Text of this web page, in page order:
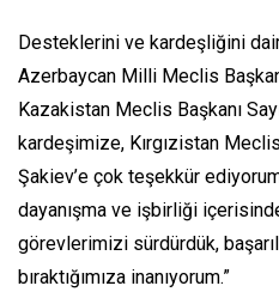
Desteklerini ve kardeşliğini
Azerbaycan Milli Meclis
Kazakistan Meclis Başkanı
kardeşimize, Kırgızistan
Şakiev’e çok teşekkür
dayanışma ve işbirliği
görevlerimizi sürdürdük,
bıraktığımıza inanıyorum.”